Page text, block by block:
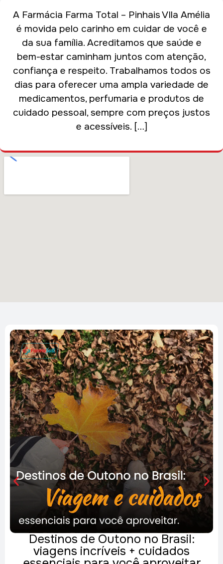
A Farmácia Farma Total – Pinhais VIla Amélia
é movida pelo carinho em cuidar de você e
da sua família. Acreditamos que saúde e
bem-estar caminham juntos com atenção,
confiança e respeito. Trabalhamos todos os
dias para oferecer uma ampla variedade de
medicamentos, perfumaria e produtos de
cuidado pessoal, sempre com preços justos
e acessíveis. […]
no Brasil:
+ cuidados
Autocuidado